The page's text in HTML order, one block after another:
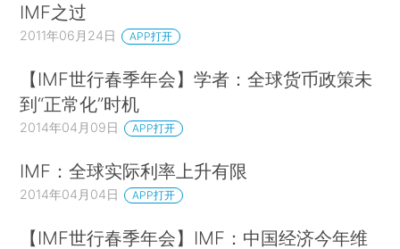
IMF之过
2011年06月24日 APP打开
【IMF世行春季年会】学者：全球货币政策未
到“正常化”时机
2014年04月09日 APP打开
IMF：全球实际利率上升有限
2014年04月04日 APP打开
【IMF世行春季年会】IMF：中国经济今年维